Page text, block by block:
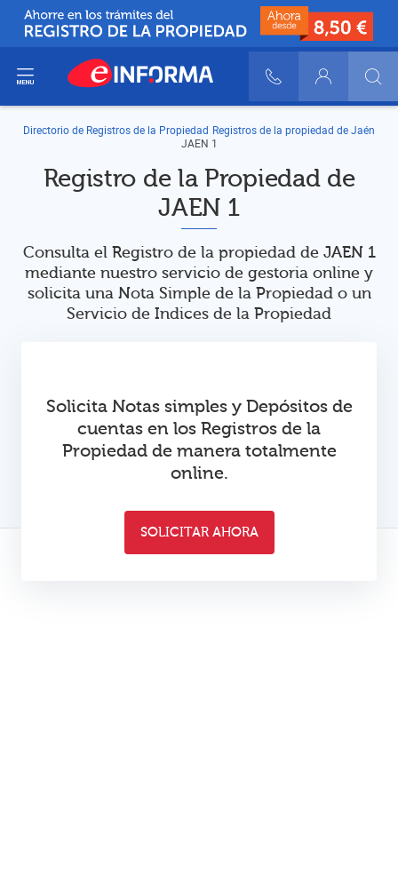
900 10 30 20
Login
del menú
Directorio de Registros de la Propiedad Registros de la propiedad de Jaén
JAEN 1
Registro de la Propiedad de
JAEN 1
Consulta el Registro de la propiedad de JAEN 1
mediante nuestro servicio de gestoria online y
solicita una Nota Simple de la Propiedad o un
Servicio de Indices de la Propiedad
Solicita Notas simples y Depósitos de
cuentas en los Registros de la
Propiedad de manera totalmente
online.
SOLICITAR AHORA